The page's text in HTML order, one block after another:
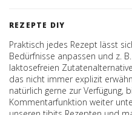
REZEPTE DIY
Praktisch jedes Rezept lässt
Bedürfnisse anpassen und z.
laktosefreien
das nicht immer explizit
natürlich gerne zur Verfügung,
Kommentarfunktion weiter